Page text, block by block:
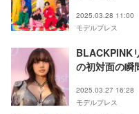
2025.03.28 11:00
モデルプレス
BLACKPINK
の初対面の瞬
2025.03.27 16:28
モデルプレス